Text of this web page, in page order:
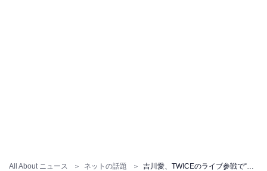
All About ニュース ネットの話題